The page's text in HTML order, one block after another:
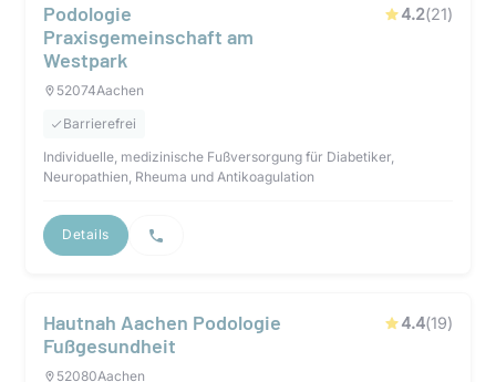
Podologie
Praxisgemeinschaft am
Westpark
4.2(21)
52074Aachen
Barrierefrei
Individuelle, medizinische Fußversorgung für Diabetiker,
Neuropathien, Rheuma und Antikoagulation
Details
Hautnah Aachen Podologie
Fußgesundheit
4.4(19)
52080Aachen